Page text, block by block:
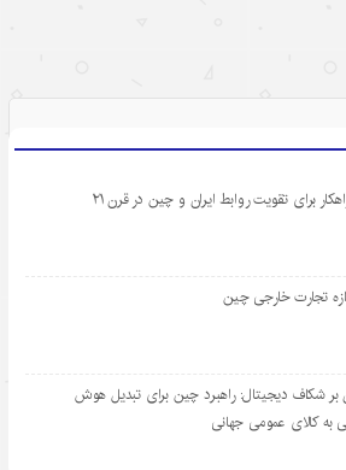
برای تقویت روابط ایران و چین در قرن ۲۱
تجارت خارجی چین
بر شکاف دیجیتال: راهبرد چین برای تبدیل هوش
به کالای عمومی جهانی